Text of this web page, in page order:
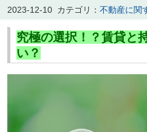
2023-12-10 カテゴリ： 不動産に関
究極の選択！？賃貸と
い？